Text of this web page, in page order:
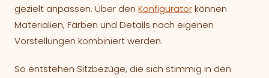
gezielt anpassen. Über den Konfiguratorkönnen
Materialien, Farben und Details nach eigenen
Vorstellungen kombiniert werden.
So entstehen Sitzbezüge, die sich stimmig in den